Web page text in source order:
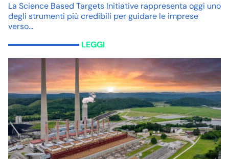
La Science Based Targets Initiative rappresenta oggi uno
degli strumenti più credibili per guidare le imprese
verso…
LEGGI